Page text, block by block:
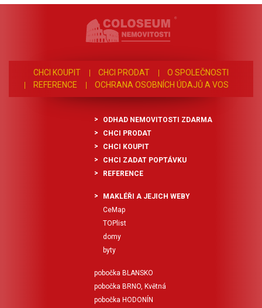
CHCI KOUPIT CHCI PRODAT
O SPOLEČNOSTI
REFERENCE
OCHRANA OSOBNÍCH ÚDAJŮ A VOS
ODHAD NEMOVITOSTI ZDARMA
CHCI PRODAT
CHCI KOUPIT
CHCI ZADAT POPTÁVKU
REFERENCE
MAKLÉŘI A JEJICH WEBY
CeMap
TOPlist
domy
byty
pobočka BLANSKO
pobočka BRNO, Květná
pobočka HODONÍN